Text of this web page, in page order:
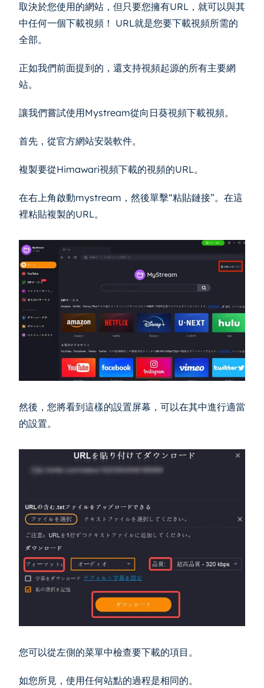
取決於您使用的網站，但只要您擁有URL，就可以與其
中任何一個下載視頻！ URL就是您要下載視頻所需的
全部。
正如我們前面提到的，還支持視頻起源的所有主要網
站。
讓我們嘗試使用Mystream從向日葵視頻下載視頻。
首先，從官方網站安裝軟件。
複製要從Himawari視頻下載的視頻的URL。
在右上角啟動mystream，然後單擊“粘貼鏈接”。在這
裡粘貼複製的URL。
然後，您將看到這樣的設置屏幕，可以在其中進行適當
的設置。
您可以從左側的菜單中檢查要下載的項目。
如您所見，使用任何站點的過程是相同的。